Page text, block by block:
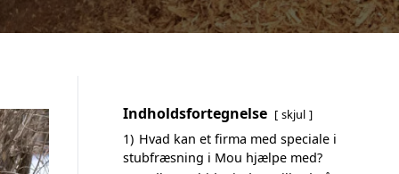
Indholdsfortegnelse skjul
1) Hvad kan et firma med speciale i
stubfræsning i Mou hjælpe med?